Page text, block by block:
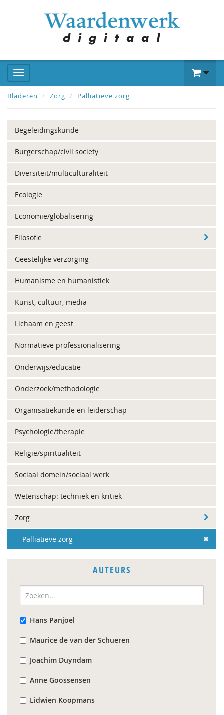
Bladeren Zorg Palliatieve zorg
Begeleidingskunde
Burgerschap/civil society
Diversiteit/multiculturaliteit
Ecologie
Economie/globalisering
Filosofie
Geestelijke verzorging
Humanisme en humanistiek
Kunst, cultuur, media
Lichaam en geest
Normatieve professionalisering
Onderwijs/educatie
Onderzoek/methodologie
Organisatiekunde en leiderschap
Psychologie/therapie
Religie/spiritualiteit
Sociaal domein/sociaal werk
Wetenschap: techniek en kritiek
Zorg
Palliatieve zorg
AUTEURS
Hans Panjoel
Maurice de van der Schueren
Joachim Duyndam
Anne Goossensen
Lidwien Koopmans